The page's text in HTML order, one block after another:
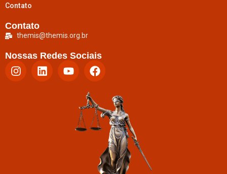
Contato
Contato
themis@themis.org.br
Nossas Redes Sociais